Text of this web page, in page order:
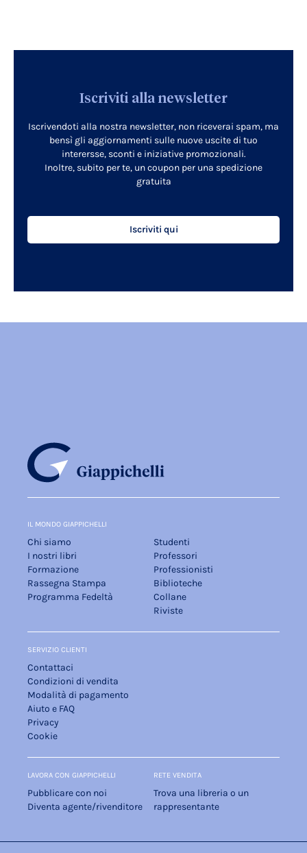
Iscriviti alla newsletter
Iscrivendoti alla nostra newsletter, non riceverai spam, ma
bensì gli aggiornamenti sulle nuove uscite di tuo
interersse, sconti e iniziative promozionali.
Inoltre, subito per te, un coupon per una spedizione
gratuita
Iscriviti qui
IL MONDO GIAPPICHELLI
Chi siamo
I nostri libri
Formazione
Rassegna Stampa
Programma Fedeltà
Studenti
Professori
Professionisti
Biblioteche
Collane
Riviste
SERVIZIO CLIENTI
Contattaci
Condizioni di vendita
Modalità di pagamento
Aiuto e FAQ
Privacy
Cookie
LAVORA CON GIAPPICHELLI
Pubblicare con noi
Diventa agente/rivenditore
RETE VENDITA
Trova una libreria o un
rappresentante